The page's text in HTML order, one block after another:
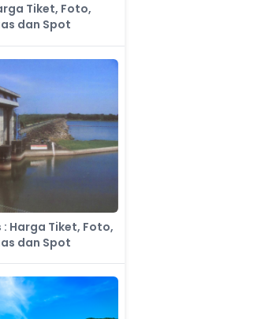
Tiket, Foto,
dan Spot
Harga Tiket, Foto,
dan Spot